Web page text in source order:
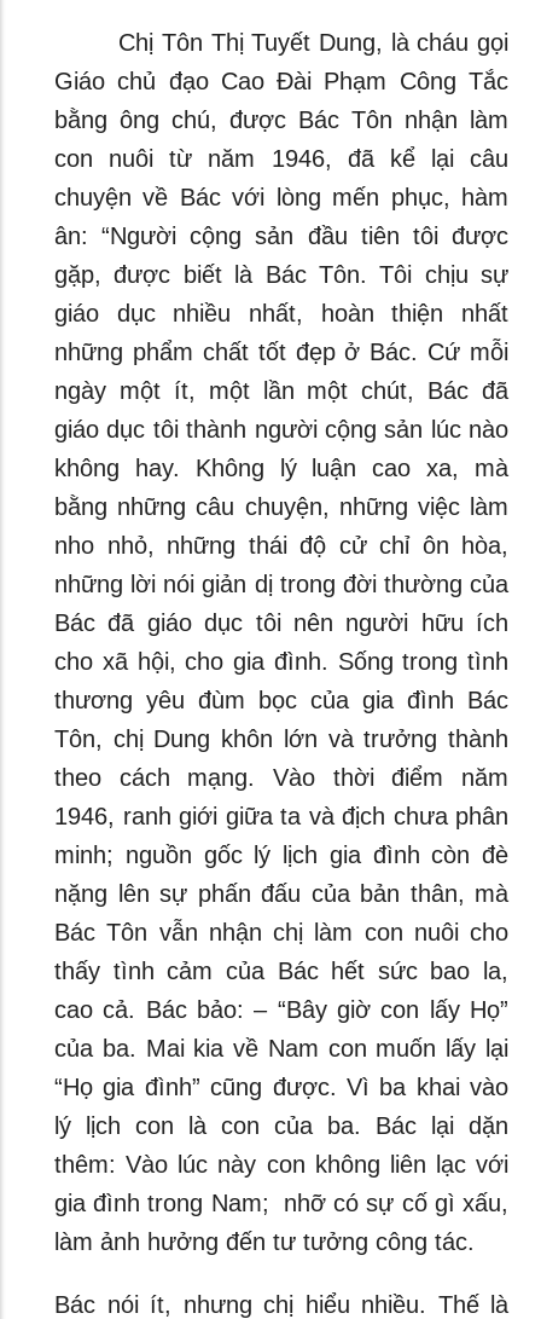
Chị Tôn Thị Tuyết Dung, là cháu gọi
Giáo chủ đạo Cao Đài Phạm Công Tắc
bằng ông chú, được Bác Tôn nhận làm
con nuôi từ năm 1946, đã kể lại câu
chuyện về Bác với lòng mến phục, hàm
ân: “Người cộng sản đầu tiên tôi được
gặp, được biết là Bác Tôn. Tôi chịu sự
giáo dục nhiều nhất, hoàn thiện nhất
những phẩm chất tốt đẹp ở Bác. Cứ mỗi
ngày một ít, một lần một chút, Bác đã
giáo dục tôi thành người cộng sản lúc nào
không hay. Không lý luận cao xa, mà
bằng những câu chuyện, những việc làm
nho nhỏ, những thái độ cử chỉ ôn hòa,
những lời nói giản dị trong đời thường của
Bác đã giáo dục tôi nên người hữu ích
cho xã hội, cho gia đình. Sống trong tình
thương yêu đùm bọc của gia đình Bác
Tôn, chị Dung khôn lớn và trưởng thành
theo cách mạng. Vào thời điểm năm
1946, ranh giới giữa ta và địch chưa phân
minh; nguồn gốc lý lịch gia đình còn đè
nặng lên sự phấn đấu của bản thân, mà
Bác Tôn vẫn nhận chị làm con nuôi cho
thấy tình cảm của Bác hết sức bao la,
cao cả. Bác bảo: – “Bây giờ con lấy Họ”
của ba. Mai kia về Nam con muốn lấy lại
“Họ gia đình” cũng được. Vì ba khai vào
lý lịch con là con của ba. Bác lại dặn
thêm: Vào lúc này con không liên lạc với
gia đình trong Nam; nhỡ có sự cố gì xấu,
làm ảnh hưởng đến tư tưởng công tác.
Bác nói ít, nhưng chị hiểu nhiều. Thế là